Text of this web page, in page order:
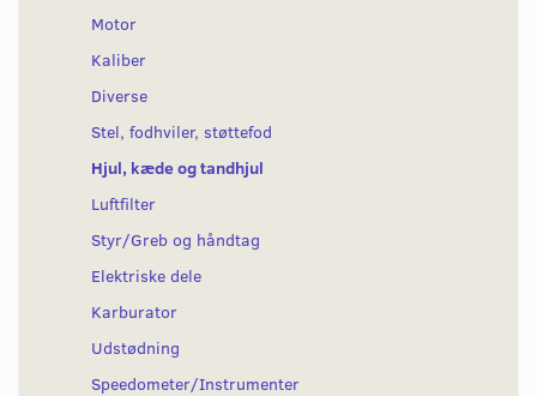
Motor
Kaliber
Diverse
Stel, fodhviler, støttefod
Hjul, kæde og tandhjul
Luftfilter
Styr/Greb og håndtag
Elektriske dele
Karburator
Udstødning
Speedometer/Instrumenter